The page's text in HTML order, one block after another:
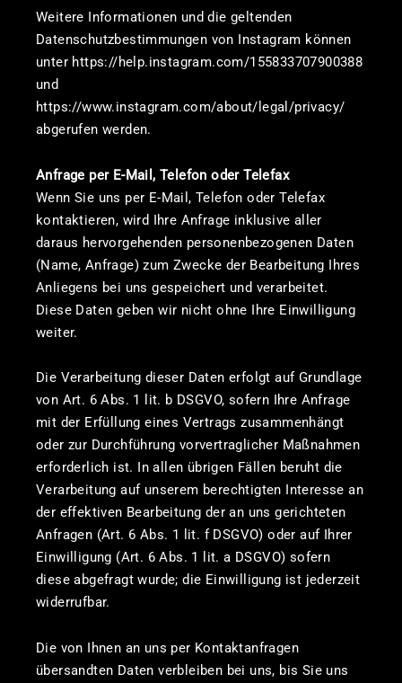
Weitere Informationen und die geltenden
Datenschutzbestimmungen von Instagram können
unter https://help.instagram.com/155833707900388
und
https://www.instagram.com/about/legal/privacy/
abgerufen werden.
Anfrage per E-Mail, Telefon oder Telefax
Wenn Sie uns per E-Mail, Telefon oder Telefax
kontaktieren, wird Ihre Anfrage inklusive aller
daraus hervorgehenden personenbezogenen Daten
(Name, Anfrage) zum Zwecke der Bearbeitung Ihres
Anliegens bei uns gespeichert und verarbeitet.
Diese Daten geben wir nicht ohne Ihre Einwilligung
weiter.
Die Verarbeitung dieser Daten erfolgt auf Grundlage
von Art. 6 Abs. 1 lit. b DSGVO, sofern Ihre Anfrage
mit der Erfüllung eines Vertrags zusammenhängt
oder zur Durchführung vorvertraglicher Maßnahmen
erforderlich ist. In allen übrigen Fällen beruht die
Verarbeitung auf unserem berechtigten Interesse an
der effektiven Bearbeitung der an uns gerichteten
Anfragen (Art. 6 Abs. 1 lit. f DSGVO) oder auf Ihrer
Einwilligung (Art. 6 Abs. 1 lit. a DSGVO) sofern
diese abgefragt wurde; die Einwilligung ist jederzeit
widerrufbar.
Die von Ihnen an uns per Kontaktanfragen
übersandten Daten verbleiben bei uns, bis Sie uns